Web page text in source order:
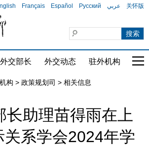
Français Español Русский عربي 关怀版
外交部长 外交动态 驻外机构 国
构 > 政策规划司 > 相关信息
长助理苗得雨在上
关系学会2024年学